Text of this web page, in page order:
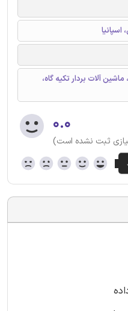
آلات بردار تکیه گاه،
۰.۰
ثبت نشده است)